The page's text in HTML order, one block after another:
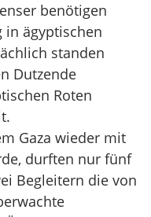
benötigen
in ägyptischen
standen
Dutzende
Roten
Gaza wieder mit
durften nur fünf
Begleitern die von